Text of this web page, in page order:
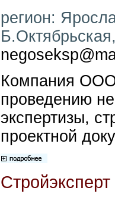
регион:
Компания ООО
проведению
экспертизы,
проектной